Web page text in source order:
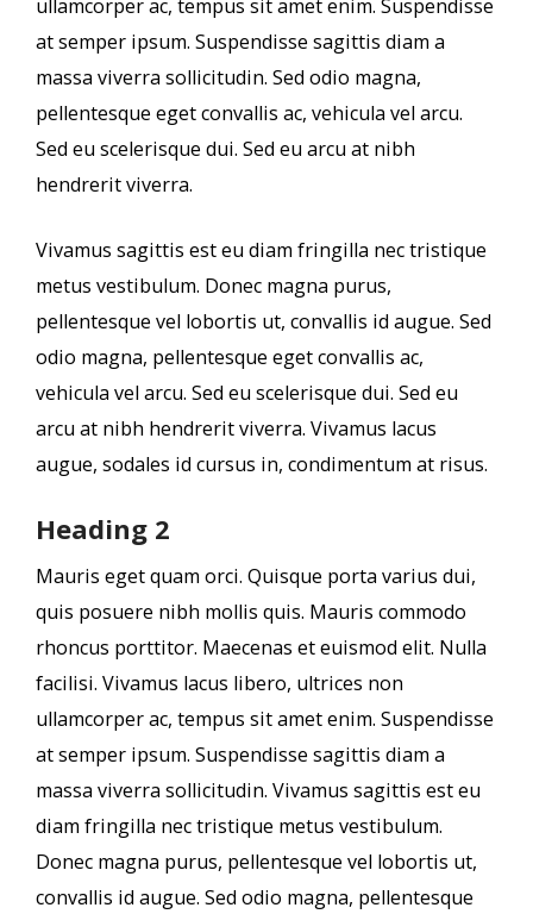
ullamcorper ac, tempus sit amet enim. Suspendisse
at semper ipsum. Suspendisse sagittis diam a
massa viverra sollicitudin. Sed odio magna,
pellentesque eget convallis ac, vehicula vel arcu.
Sed eu scelerisque dui. Sed eu arcu at nibh
hendrerit viverra.
Vivamus sagittis est eu diam fringilla nec tristique
metus vestibulum. Donec magna purus,
pellentesque vel lobortis ut, convallis id augue. Sed
odio magna, pellentesque eget convallis ac,
vehicula vel arcu. Sed eu scelerisque dui. Sed eu
arcu at nibh hendrerit viverra. Vivamus lacus
augue, sodales id cursus in, condimentum at risus.
Heading 2
Mauris eget quam orci. Quisque porta varius dui,
quis posuere nibh mollis quis. Mauris commodo
rhoncus porttitor. Maecenas et euismod elit. Nulla
facilisi. Vivamus lacus libero, ultrices non
ullamcorper ac, tempus sit amet enim. Suspendisse
at semper ipsum. Suspendisse sagittis diam a
massa viverra sollicitudin. Vivamus sagittis est eu
diam fringilla nec tristique metus vestibulum.
Donec magna purus, pellentesque vel lobortis ut,
convallis id augue. Sed odio magna, pellentesque